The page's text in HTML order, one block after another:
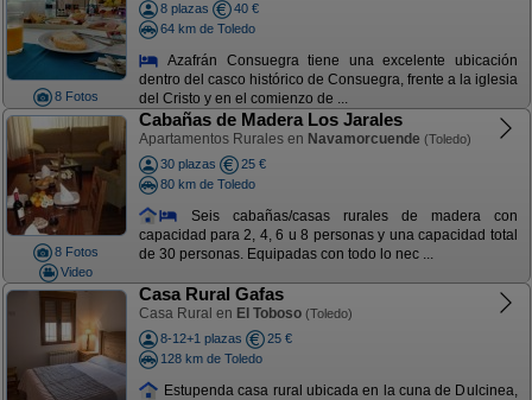
8 Fotos
8 plazas
40 €
64 km de Toledo
Azafrán Consuegra tiene una excelente ubicación
dentro del casco histórico de Consuegra, frente a la iglesia
del Cristo y en el comienzo de ...
8 Fotos
Video
Cabañas de Madera Los Jarales
Apartamentos Rurales en Navamorcuende (Toledo)
30 plazas
25 €
80 km de Toledo
Seis cabañas/casas rurales de madera con
capacidad para 2, 4, 6 u 8 personas y una capacidad total
de 30 personas. Equipadas con todo lo nec ...
Casa Rural Gafas
Casa Rural en El Toboso (Toledo)
8-12+1 plazas
25 €
128 km de Toledo
Estupenda casa rural ubicada en la cuna de Dulcinea,